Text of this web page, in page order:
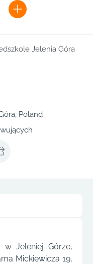
Jelenia Góra
Poland
w Jeleniej Górze,
Mickiewicza 19,